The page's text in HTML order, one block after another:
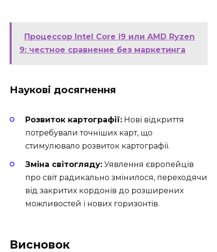
Процессор Intel Core i9 или AMD Ryzen
9: честное сравнение без маркетинга
Наукові досягнення
Розвиток картографії: Нові відкриття
потребували точніших карт, що
стимулювало розвиток картографії.
Зміна світогляду: Уявлення європейців
про світ радикально змінилося, переходячи
від закритих кордонів до розширених
можливостей і нових горизонтів.
Висновок